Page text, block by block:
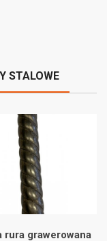
STALOWE
rura grawerowana